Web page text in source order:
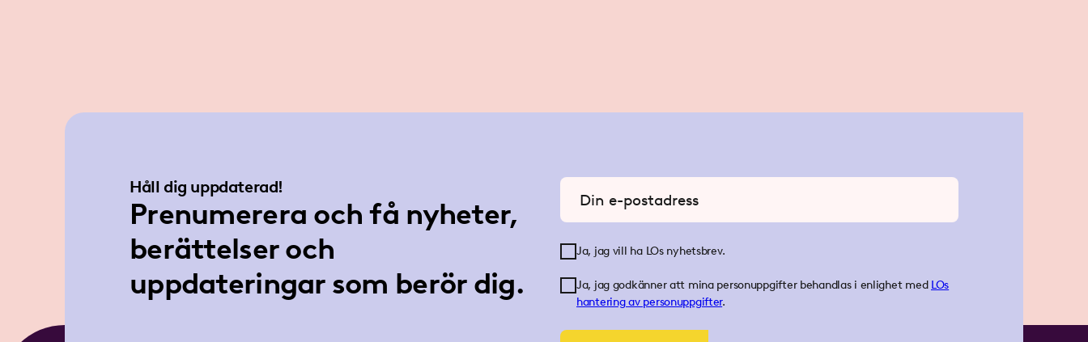
Håll dig uppdaterad!
Prenumerera och få nyheter,
berättelser och
uppdateringar som berör dig.
Ange din e-postadress
Ja, jag vill ha LOs nyhetsbrev.
Ja, jag godkänner att mina personuppgifter behandlas i enlighet med LOs
hantering av personuppgifter.